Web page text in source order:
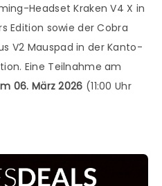
Headset Kraken V4 X in
Edition sowie der Cobra
V2 Mauspad in der Kanto-
Eine Teilnahme am
06. März 2026 (11:00 Uhr